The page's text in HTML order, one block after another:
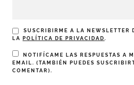
SUSCRIBIRME A LA NEWSLETTER
LA
POLÍTICA DE PRIVACIDAD.
NOTIFÍCAME LAS RESPUESTAS A
EMAIL. (TAMBIÉN PUEDES
COMENTAR).